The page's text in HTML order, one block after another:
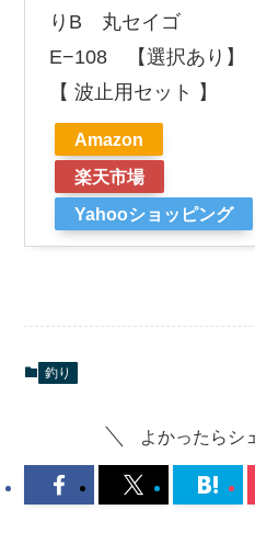
りB 丸セイゴ
E−108 【選択あり】
【 波止用セット 】
Amazon
楽天市場
Yahooショッピング
釣り
よかったらシ